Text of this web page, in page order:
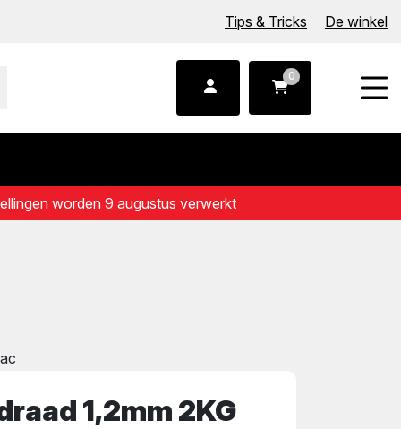
Tips & Tricks De winkel
0
worden 9 augustus verwerkt
1,2mm 2KG